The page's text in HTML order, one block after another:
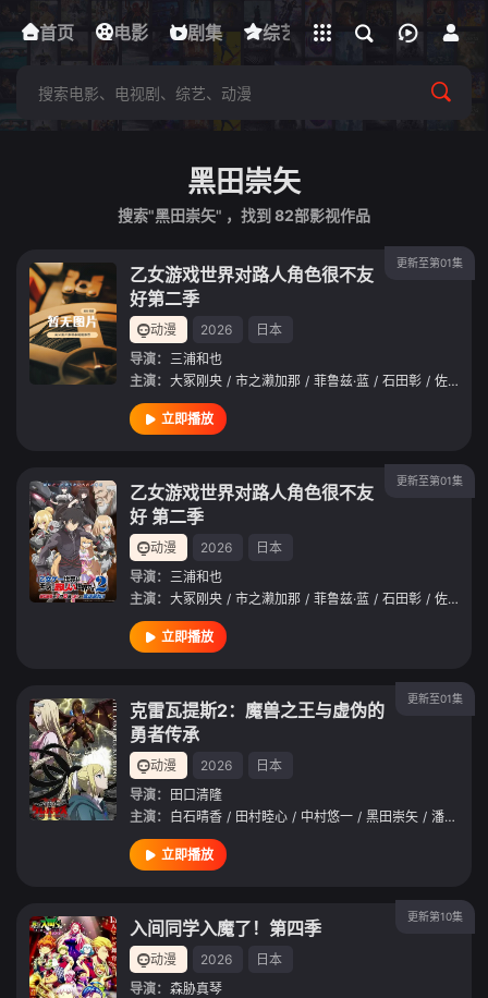
首页 电影 剧集 综艺 动漫 短剧
下载客户端
立即登录
黑田崇矢
搜索"黑田崇矢" ，找到 82部影视作品
更新至第01集
乙女游戏世界对路人角色很不友
好第二季
动漫 2026
日本
导演： 三浦和也
主演： 大冢刚央 / 市之濑加那 / 菲鲁兹·蓝 / 石田彰 / 佐仓绫音
立即播放
更新至第01集
乙女游戏世界对路人角色很不友
好 第二季
动漫 2026
日本
导演： 三浦和也
主演： 大冢刚央 / 市之濑加那 / 菲鲁兹·蓝 / 石田彰 / 佐仓绫音
立即播放
更新至01集
克雷瓦提斯2：魔兽之王与虚伪的
勇者传承
动漫 2026
日本
导演：
田口清隆
主演： 白石晴香 / 田村睦心 / 中村悠一 / 黑田崇矢 / 潘惠美
立即播放
更新第10集
入间同学入魔了！第四季
动漫 2026
日本
导演： 森胁真琴